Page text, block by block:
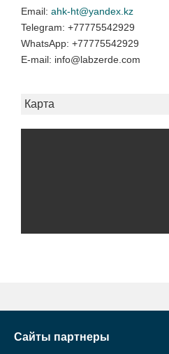
ahk-ht@yandex.kz
+77775542929
+77775542929
E-mail info@labzerde.com
Карта
Сайты партнеры